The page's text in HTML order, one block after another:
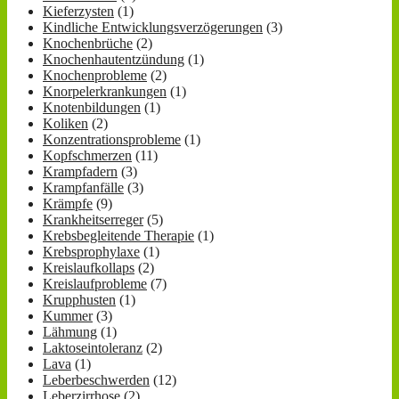
Kieferzysten (1)
Kindliche Entwicklungsverzögerungen (3)
Knochenbrüche (2)
Knochenhautentzündung (1)
Knochenprobleme (2)
Knorpelerkrankungen (1)
Knotenbildungen (1)
Koliken (2)
Konzentrationsprobleme (1)
Kopfschmerzen (11)
Krampfadern (3)
Krampfanfälle (3)
Krämpfe (9)
Krankheitserreger(5)
Krebsbegleitende Therapie (1)
Krebsprophylaxe (1)
Kreislaufkollaps (2)
Kreislaufprobleme (7)
Krupphusten (1)
Kummer(3)
Lähmung (1)
Laktoseintoleranz (2)
Lava (1)
Leberbeschwerden (12)